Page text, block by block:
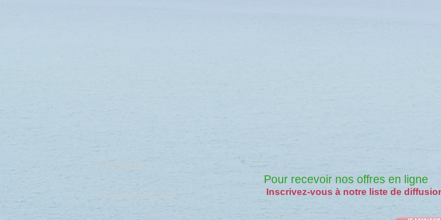
Mentions légales
Politique de confidentialité
Pour recevoir nos offres en ligne
Inscrivez-vous à notre liste de